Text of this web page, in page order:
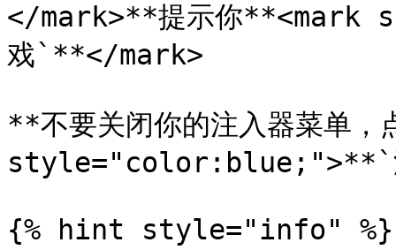
</mark>**提示你
戏`**</mark>
**不要关闭你的注入器菜单
style="color:blue;">**`
{% hint style="info" %}